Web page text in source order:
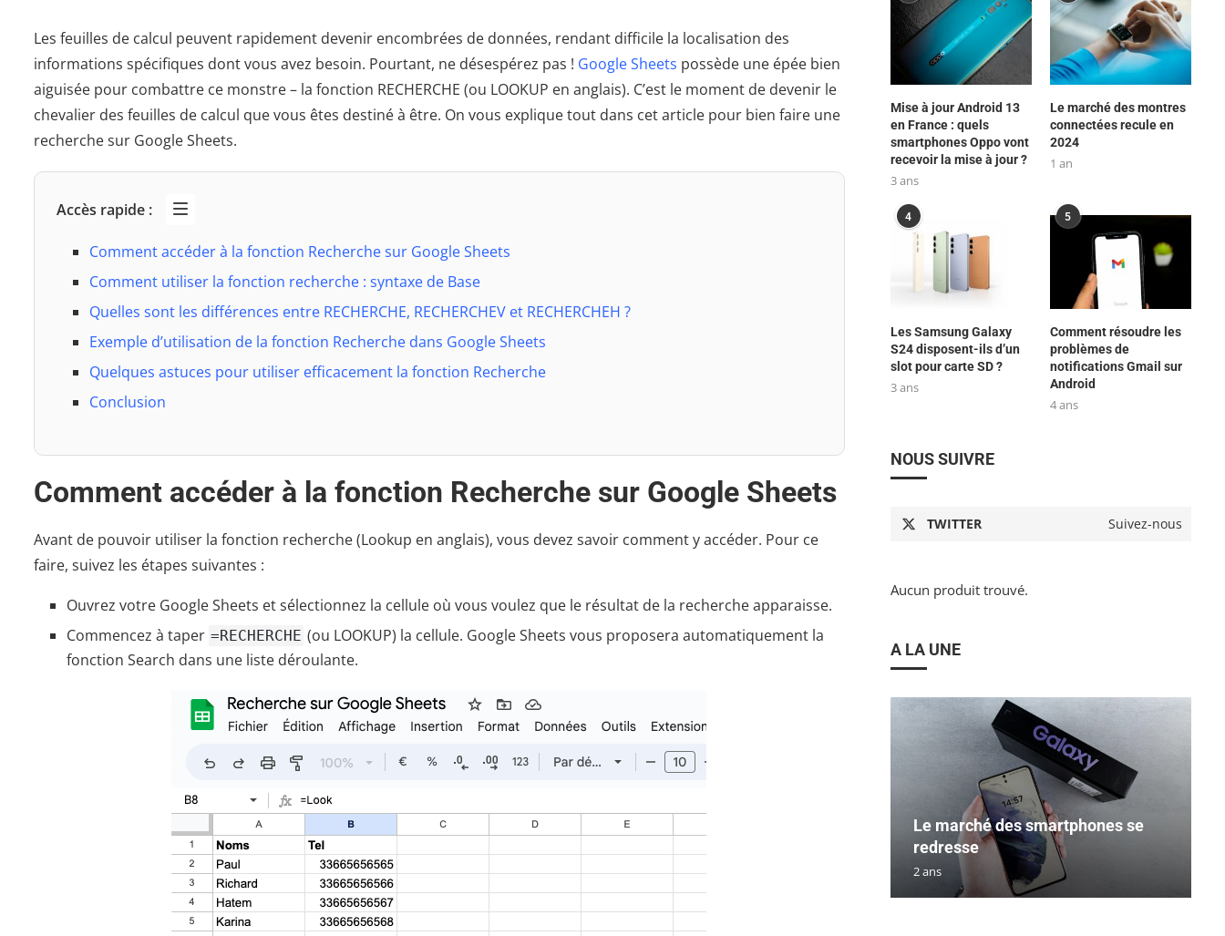
Les feuilles de calcul peuvent rapidement devenir encombrées de données, rendant difficile la localisation des
informations spécifiques dont vous avez besoin. Pourtant, ne désespérez pas ! Google Sheets possède une épée bien
aiguisée pour combattre ce monstre – la fonction RECHERCHE (ou LOOKUP en anglais). C’est le moment de devenir le
chevalier des feuilles de calcul que vous êtes destiné à être. On vous explique tout dans cet article pour bien faire une
recherche sur Google Sheets.
Accès rapide :
Comment accéder à la fonction Recherche sur Google Sheets
Comment utiliser la fonction recherche : syntaxe de Base
Quelles sont les différences entre RECHERCHE, RECHERCHEV et RECHERCHEH ?
Exemple d’utilisation de la fonction Recherche dans Google Sheets
Quelques astuces pour utiliser efficacement la fonction Recherche
Conclusion
Comment accéder à la fonction Recherche sur Google Sheets
Avant de pouvoir utiliser la fonction recherche (Lookup en anglais), vous devez savoir comment y accéder. Pour ce
faire, suivez les étapes suivantes :
Ouvrez votre Google Sheets et sélectionnez la cellule où vous voulez que le résultat de la recherche apparaisse.
Commencez à taper =RECHERCHE (ou LOOKUP) la cellule. Google Sheets vous proposera automatiquement la
fonction Search dans une liste déroulante.
Mise à jour Android 13
en France : quels
smartphones Oppo vont
recevoir la mise à jour ?
3 ans
Le marché des montres
connectées recule en
2024
1 an
4
Les Samsung Galaxy
S24 disposent-ils d’un
slot pour carte SD ?
3 ans
5
Comment résoudre les
problèmes de
notifications Gmail sur
Android
4 ans
NOUS SUIVRE
TWITTER Suivez-nous
Aucun produit trouvé.
A LA UNE
Le marché des smartphones se
redresse
2 ans